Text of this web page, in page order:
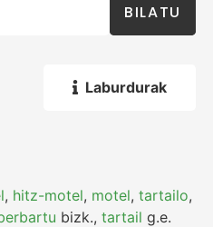
BILATU
Laburdurak
, hitz-motel, motel,tartailo,
bizk.,tartail g.e.